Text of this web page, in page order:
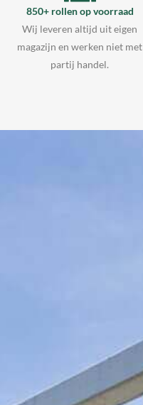
850+ rollen op voorraad
Wij leveren altijd uit eigen
magazijn en werken niet met
partij handel.